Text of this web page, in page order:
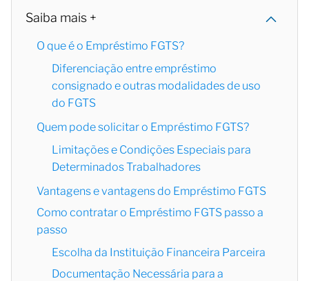
Saiba mais +
O que é o Empréstimo FGTS?
Diferenciação entre empréstimo
consignado e outras modalidades de uso
do FGTS
Quem pode solicitar o Empréstimo FGTS?
Limitações e Condições Especiais para
Determinados Trabalhadores
Vantagens e vantagens do Empréstimo FGTS
Como contratar o Empréstimo FGTS passo a
passo
Escolha da Instituição Financeira Parceira
Documentação Necessária para a